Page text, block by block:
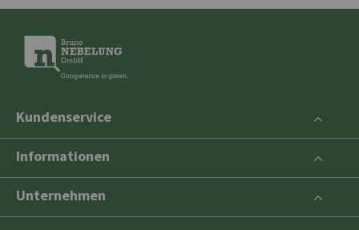
Kundenservice
Informationen
Unternehmen